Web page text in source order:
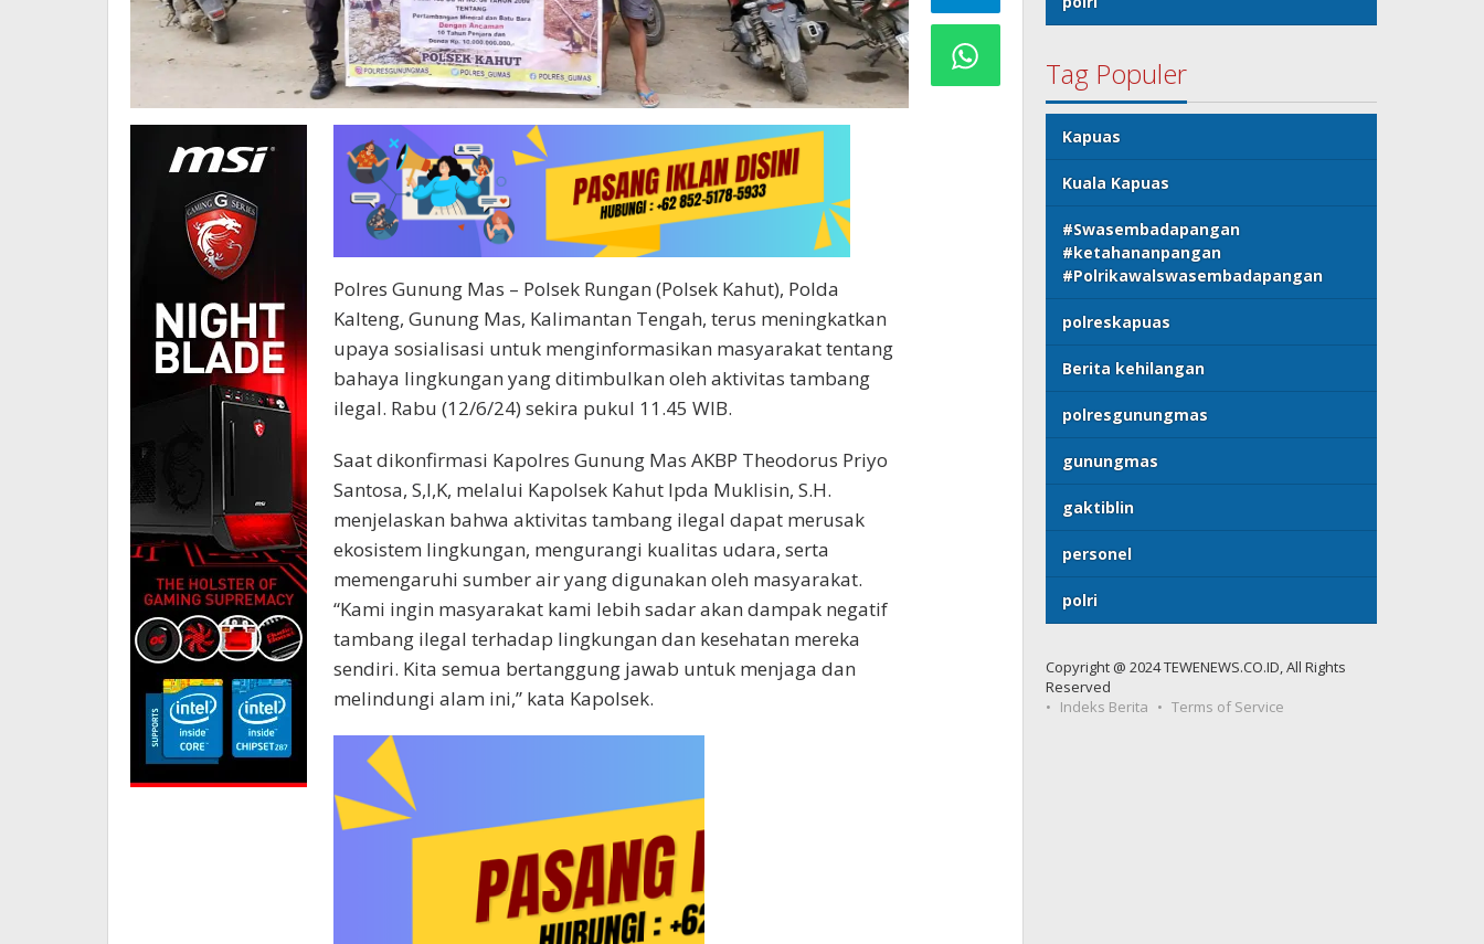
Polres Gunung Mas – Polsek Rungan (Polsek Kahut), Polda
Kalteng, Gunung Mas, Kalimantan Tengah, terus meningkatkan
upaya sosialisasi untuk menginformasikan masyarakat tentang
bahaya lingkungan yang ditimbulkan oleh aktivitas tambang
ilegal. Rabu (12/6/24) sekira pukul 11.45 WIB.
Saat dikonfirmasi Kapolres Gunung Mas AKBP Theodorus Priyo
Santosa, S,I,K, melalui Kapolsek Kahut Ipda Muklisin, S.H.
menjelaskan bahwa aktivitas tambang ilegal dapat merusak
ekosistem lingkungan, mengurangi kualitas udara, serta
memengaruhi sumber air yang digunakan oleh masyarakat.
“Kami ingin masyarakat kami lebih sadar akan dampak negatif
tambang ilegal terhadap lingkungan dan kesehatan mereka
sendiri. Kita semua bertanggung jawab untuk menjaga dan
melindungi alam ini,” kata Kapolsek.
Tag Populer
Kapuas
Kuala Kapuas
#Swasembadapangan
#ketahananpangan
#Polrikawalswasembadapangan
polreskapuas
Berita kehilangan
polresgunungmas
gunungmas
gaktiblin
personel
polri
Copyright @ 2024 TEWENEWS.CO.ID, All Rights
Reserved
Indeks Berita
Terms of Service